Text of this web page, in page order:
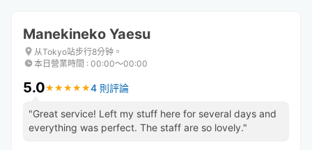
Manekineko Yaesu
从Tokyo站步行8分钟。
本日營業時間 : 00:00〜00:00
5.0★ ★ ★ ★ ★
★ ★ ★ ★ ★4 則評論
​"Great service! Left my stuff here for several days and
everything was perfect. The staff are so lovely."